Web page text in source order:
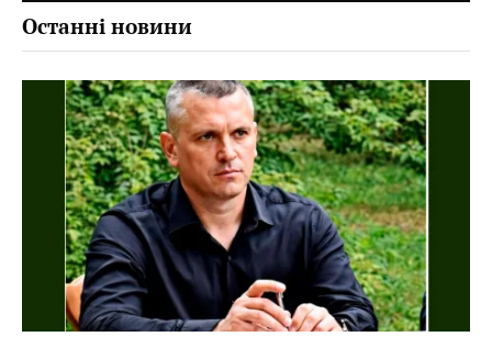
Останні новини